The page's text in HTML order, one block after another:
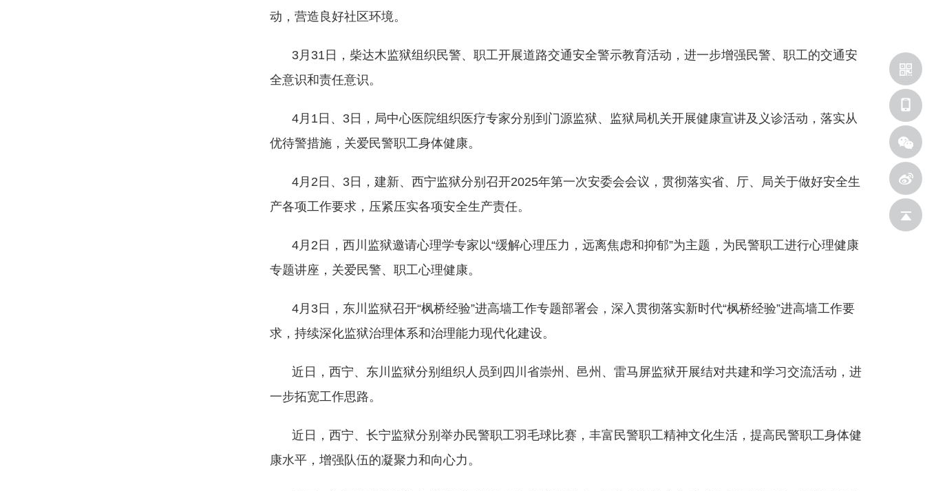
动，营造良好社区环境。
3月31日，柴达木监狱组织民警、职工开展道路交通安全警示教育活动，进一步增强民警、职工的交通安
全意识和责任意识。
4月1日、3日，局中心医院组织医疗专家分别到门源监狱、监狱局机关开展健康宣讲及义诊活动，落实从
优待警措施，关爱民警职工身体健康。
4月2日、3日，建新、西宁监狱分别召开2025年第一次安委会会议，贯彻落实省、厅、局关于做好安全生
产各项工作要求，压紧压实各项安全生产责任。
4月2日，西川监狱邀请心理学专家以“缓解心理压力，远离焦虑和抑郁”为主题，为民警职工进行心理健康
专题讲座，关爱民警、职工心理健康。
4月3日，东川监狱召开“枫桥经验”进高墙工作专题部署会，深入贯彻落实新时代“枫桥经验”进高墙工作要
求，持续深化监狱治理体系和治理能力现代化建设。
近日，西宁、东川监狱分别组织人员到四川省崇州、邑州、雷马屏监狱开展结对共建和学习交流活动，进
一步拓宽工作思路。
近日，西宁、长宁监狱分别举办民警职工羽毛球比赛，丰富民警职工精神文化生活，提高民警职工身体健
康水平，增强队伍的凝聚力和向心力。
新浪微